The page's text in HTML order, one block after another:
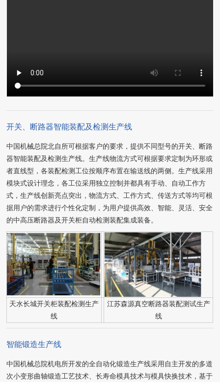
开关、断路器智能装配及检测生产线
中国机械总院北自所可根据客户的要求，提供不同型号的开关、断路
器智能装配及检测生产线。生产线物流方式可根据要求定制为环形或
者直线型，各装配检测工位按顺序布置在输送线的两侧。生产线采用
模块式设计理念，各工位采用独立控制并都具有手动、自动工作方
式，生产线创新亮点突出，物流方式、工作方式、传送方式等均可根
据用户的需求进行个性化定制，为用户提供高效、智能、灵活、安全
的中高压断路器及开关柜自动检测装配集成装备。
天水长城开关柜装配检测生产
线
江苏森源真空断路器装配测试生产
线
智能锻造生产线
中国机械总院机电所开发的全自动化锻造生产线采用自主开发的多道
次小变形曲轴锻造工艺技术、长寿命模具技术与模具快换技术，基于